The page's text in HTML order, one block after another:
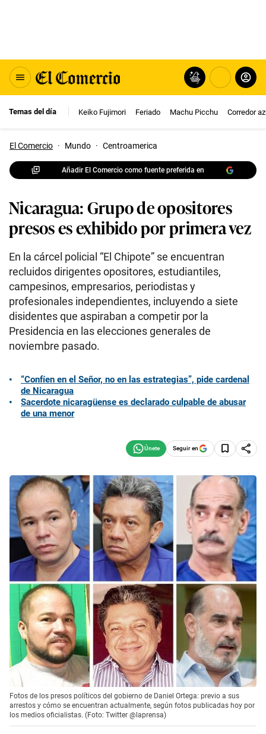
Temas del día Keiko Fujimori Feriado Machu Picchu Corredor
El Comercio · Mundo · Centroamerica
Añadir El Comercio como fuente preferida en
Nicaragua: Grupo de opositores
presos es exhibido por primera vez
En la cárcel policial “El Chipote” se encuentran
recluidos dirigentes opositores, estudiantiles,
campesinos, empresarios, periodistas y
profesionales independientes, incluyendo a siete
disidentes que aspiraban a competir por la
Presidencia en las elecciones generales de
noviembre pasado.
“Confíen en el Señor, no en las estrategias”, pide cardenal
de Nicaragua
Sacerdote nicaragüense es declarado culpable de abusar
de una menor
Seguir en
Fotos de los presos políticos del gobierno de Daniel Ortega: previo a sus
arrestos y cómo se encuentran actualmente, según fotos publicadas hoy por
los medios oficialistas. (Foto: Twitter @laprensa)